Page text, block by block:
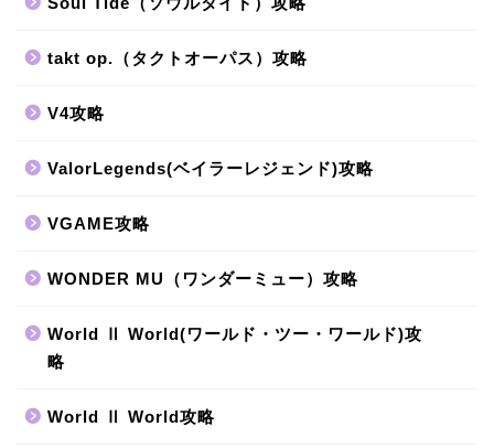
takt op.（タクトオーパス）攻略
V4攻略
ValorLegends(ベイラーレジェンド)攻略
VGAME攻略
WONDER MU（ワンダーミュー）攻略
World Ⅱ World(ワールド・ツー・ワールド)攻
略
World Ⅱ World攻略